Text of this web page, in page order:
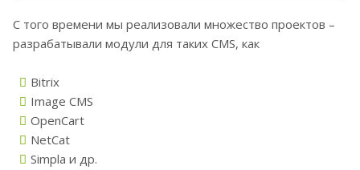
С того времени мы реализовали множество проектов –
разрабатывали модули для таких CMS, как
Bitrix
Image CMS
OpenCart
NetCat
Simpla и др.